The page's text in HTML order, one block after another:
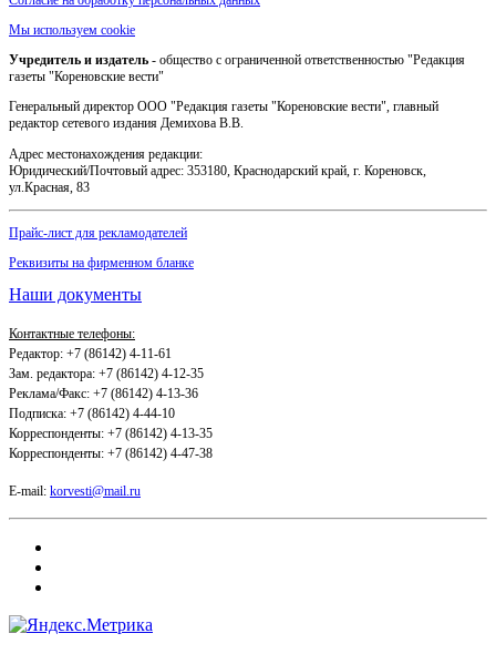
Мы используем cookie
Учредитель и издатель - общество с ограниченной ответственностью "Редакция
газеты "Кореновские вести"
Генеральный директор ООО "Редакция газеты "Кореновские вести", главный
редактор сетевого издания Демихова В.В.
Адрес местонахождения редакции:
Юридический/Почтовый адрес: 353180, Краснодарский край, г. Кореновск,
ул.Красная, 83
Прайс-лист для рекламодателей
Реквизиты на фирменном бланке
Наши документы
Контактные телефоны:
Редактор: +7 (86142) 4-11-61
Зам. редактора: +7 (86142) 4-12-35
Реклама/Факс: +7 (86142) 4-13-36
Подписка: +7 (86142) 4-44-10
Корреспонденты: +7 (86142) 4-13-35
Корреспонденты: +7 (86142) 4-47-38
E-mail: korvesti@mail.ru